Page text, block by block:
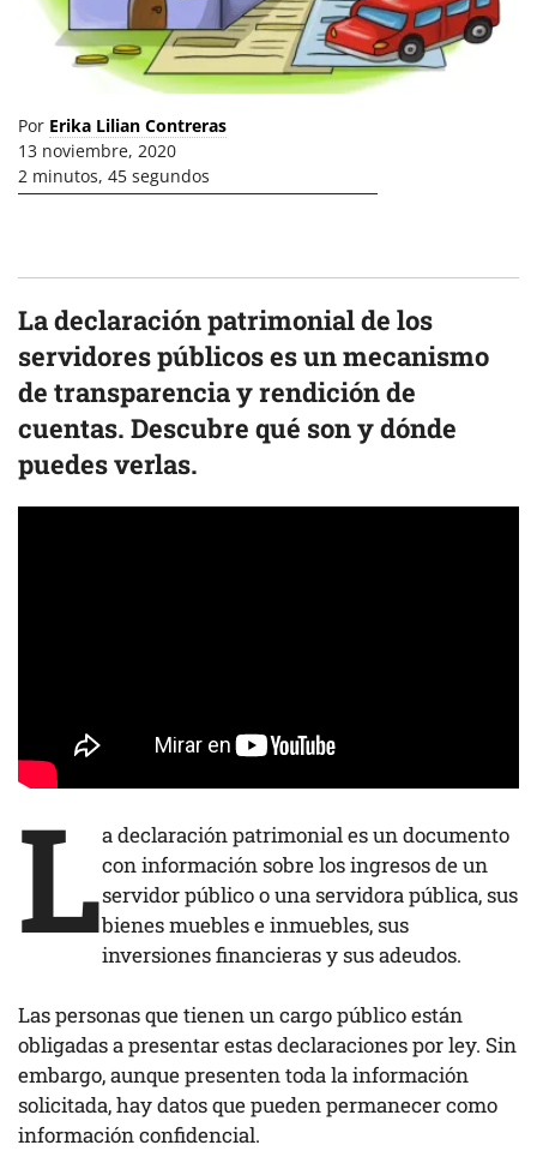
Por Erika Lilian Contreras
13 noviembre, 2020
2 minutos, 45 segundos
La declaración patrimonial de los
servidores públicos es un mecanismo
de transparencia y rendición de
cuentas. Descubre qué son y dónde
puedes verlas.
La declaración patrimonial es un documento
con información sobre los ingresos de un
servidor público o una servidora pública, sus
bienes muebles e inmuebles, sus
inversiones financieras y sus adeudos.
Las personas que tienen un cargo público están
obligadas a presentar estas declaraciones por ley. Sin
embargo, aunque presenten toda la información
solicitada, hay datos que pueden permanecer como
información confidencial.